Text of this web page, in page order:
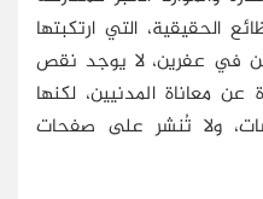
الحقيقية، التي ارتكبتها
في عفرين، لا يوجد نقص
معاناة المدنيين، لكنها
ولا تُنشر على صفحات